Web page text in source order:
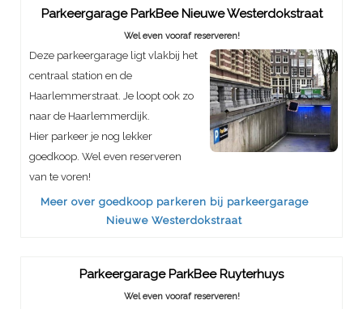
Parkeergarage ParkBee Nieuwe Westerdokstraat
Wel even vooraf reserveren!
Deze parkeergarage ligt vlakbij het
centraal station en de
Haarlemmerstraat. Je loopt ook zo
naar de Haarlemmerdijk.
Hier parkeer je nog lekker
goedkoop. Wel even reserveren
van te voren!
Meer over goedkoop parkeren bij parkeergarage
Nieuwe Westerdokstraat
Parkeergarage ParkBee Ruyterhuys
Wel even vooraf reserveren!